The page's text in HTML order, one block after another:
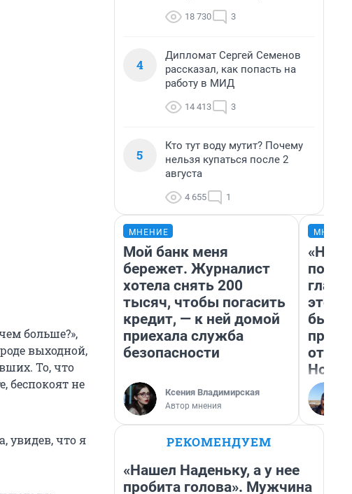
больше?»,
выходной,
То, что
беспокоят не
увидев, что я
18 730 3
4
Дипломат Сергей Семенов
рассказал, как попасть на
работу в МИД
14 413 3
5
Кто тут воду мутит? Почему
нельзя купаться после 2
августа
4 655 1
МНЕНИЕ
Мой банк меня
бережет. Журналист
хотела снять 200
тысяч, чтобы погасить
кредит, — к ней домой
приехала служба
безопасности
Ксения Владимирская
Автор мнения
этого
бьет
РЕКОМЕНДУЕМ
«Нашел Наденьку, а у нее
пробита голова». Мужчина